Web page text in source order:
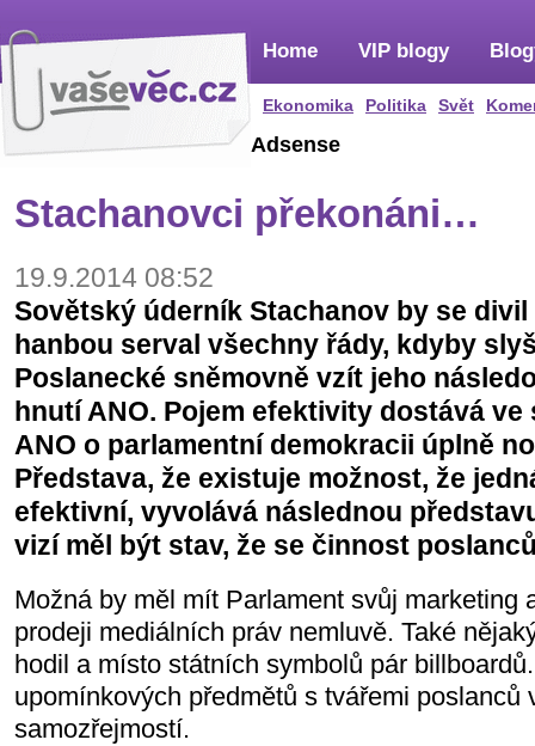
Home
Ekonomika Politika Svět
VIP blogy
Adsense
Stachanovci překonáni…
19.9.2014 08:52
Sovětský úderník Stachanov by se
hanbou serval všechny řády, kdyby
Poslanecké sněmovně vzít jeho
hnutí ANO. Pojem efektivity dostává
ANO o parlamentní demokracii úplně
Představa, že existuje možnost, že
efektivní, vyvolává následnou
vizí měl být stav, že se činnost
Možná by měl mít Parlament svůj marketing
prodeji mediálních práv nemluvě. Také
hodil a místo státních symbolů pár
upomínkových předmětů s tvářemi poslanců
samozřejmostí.